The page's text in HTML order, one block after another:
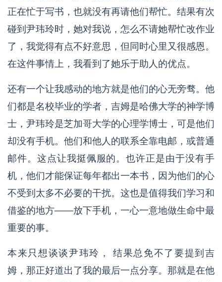
正在忙于写书，也就没有再请他们帮忙。结果有次
碰到尹玮玲时，她对我说，怎么不请她帮忙改作业
了，我觉得有点不好意思，但同时心里又很感恩。
在这件事情上，我看到了她乐于助人的优点。
还有一个让我感动的地方就是他们的心无旁骛。他
们都是名校毕业的学者，吉姆是哈佛大学的神学博
士，尹玮玲是芝加哥大学的心理学博士，可是他们
却没有手机。他们和他人的联系全靠电邮，或普通
邮件。这点让我挺佩服的。也许正是由于没有手
机，他们才能保证每年都出一本书，因为他们的心
不受到太多不必要的干扰。这也是值得我们学习和
借鉴的地方——放下手机，一心一意地做生命中最
重要的事。
本来只想谈谈尹玮玲， 结果总免不了要提到吉
姆，那正好道出了我的最后一点分享。那就是在他